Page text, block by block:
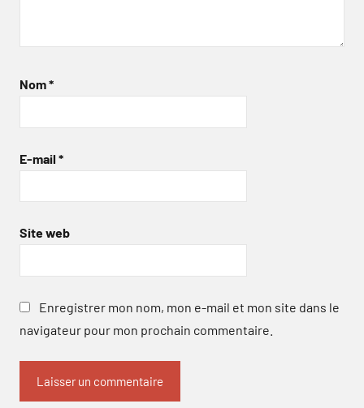
Nom*
E-mail *
Site web
Enregistrer mon nom, mon e-mail et mon site dans le
navigateur pour mon prochain commentaire.